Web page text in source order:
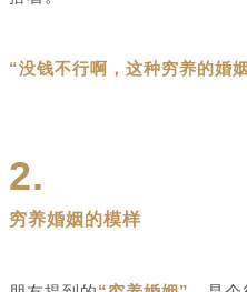
“没钱不行啊，这种穷养的婚
2.
穷养婚姻的模样